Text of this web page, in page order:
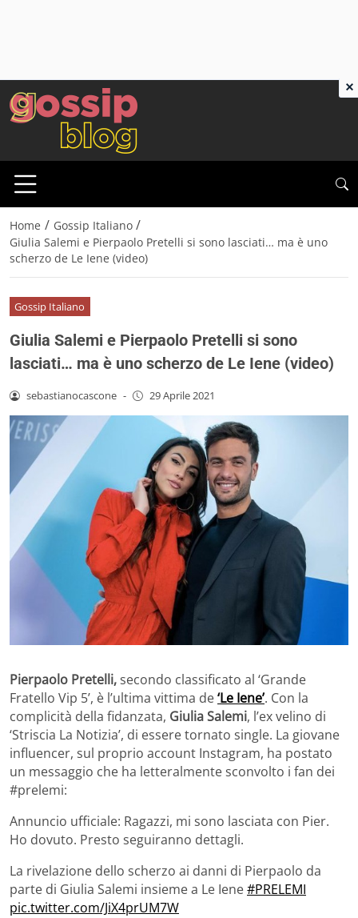
Home / Gossip Italiano /
Giulia Salemi e Pierpaolo Pretelli si sono lasciati… ma è uno
scherzo de Le Iene (video)
Gossip Italiano
Giulia Salemi e Pierpaolo Pretelli si sono
lasciati… ma è uno scherzo de Le Iene (video)
sebastianocascone - 29 Aprile 2021
Pierpaolo Pretelli,secondo classificato al ‘Grande
Fratello Vip 5’, è l’ultima vittima de‘Le Iene’. Con la
complicità della fidanzata, Giulia Salemi, l’ex velino di
‘Striscia La Notizia’, di essere tornato single. La giovane
influencer, sul proprio account Instagram, ha postato
un messaggio che ha letteralmente sconvolto i fan dei
#prelemi:
Annuncio ufficiale: Ragazzi, mi sono lasciata con Pier.
Ho dovuto. Presto seguiranno dettagli.
La rivelazione dello scherzo ai danni di Pierpaolo da
parte di Giulia Salemi insieme a Le Iene#PRELEMI
pic.twitter.com/JiX4prUM7W
×